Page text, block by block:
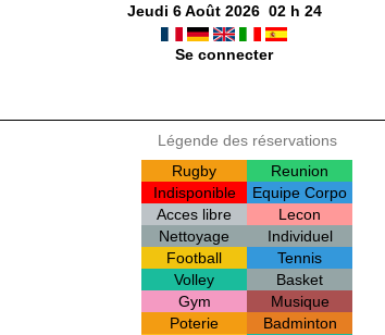
Jeudi 6 Août 2026 02h 24
Se connecter
Légende des réservations
Rugby
Reunion
Indisponible
Equipe Corpo
Acces libre
Lecon
Nettoyage
Individuel
Football
Tennis
Volley
Basket
Gym
Musique
Poterie
Badminton